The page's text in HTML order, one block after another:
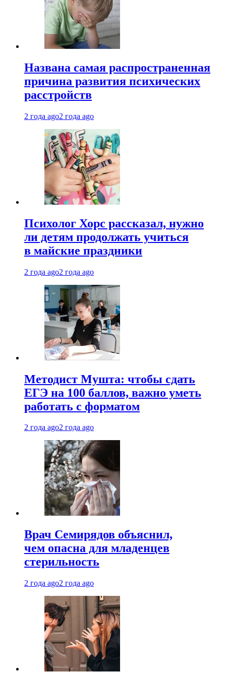
Названа самая распространенная
причина развития психических
расстройств
2 года ago2 года ago
Психолог Хорс рассказал, нужно
ли детям продолжать учиться
в майские праздники
2 года ago2 года ago
Методист Мушта: чтобы сдать
ЕГЭ на 100 баллов, важно уметь
работать с форматом
2 года ago2 года ago
Врач Семирядов объяснил,
чем опасна для младенцев
стерильность
2 года ago2 года ago